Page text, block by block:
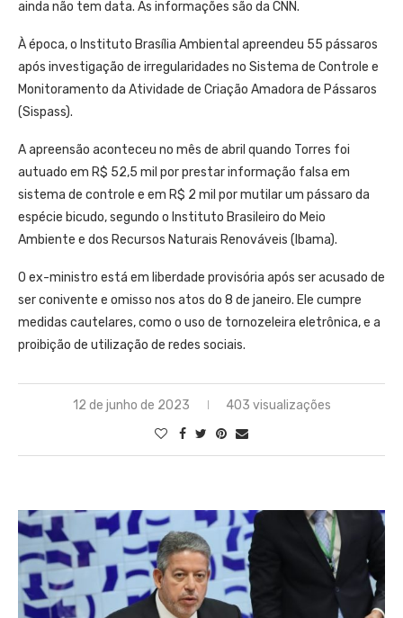
ainda não tem data. As informações são da CNN.
À época, o Instituto Brasília Ambiental apreendeu 55 pássaros
após investigação de irregularidades no Sistema de Controle e
Monitoramento da Atividade de Criação Amadora de Pássaros
(Sispass).
A apreensão aconteceu no mês de abril quando Torres foi
autuado em R$ 52,5 mil por prestar informação falsa em
sistema de controle e em R$ 2 mil por mutilar um pássaro da
espécie bicudo, segundo o Instituto Brasileiro do Meio
Ambiente e dos Recursos Naturais Renováveis (Ibama).
O ex-ministro está em liberdade provisória após ser acusado de
ser conivente e omisso nos atos do 8 de janeiro. Ele cumpre
medidas cautelares, como o uso de tornozeleira eletrônica, e a
proibição de utilização de redes sociais.
12 de junho de 2023 403 visualizações